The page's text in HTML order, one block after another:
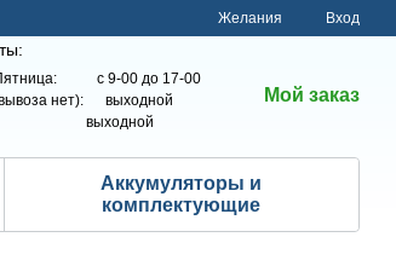
Желания Вход
Пятница: с 9-00 до 17-00
нет): выходной
: выходной
Мой заказ
Аккумуляторы и
комплектующие